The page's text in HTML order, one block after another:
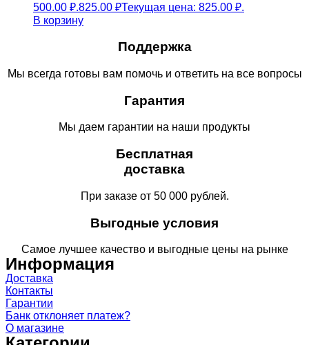
500.00 ₽.825.00 ₽Текущая цена: 825.00 ₽.
В корзину
Поддержка
Мы всегда готовы вам помочь и ответить на все вопросы
Гарантия
Мы даем гарантии на наши продукты
Бесплатная
доставка
При заказе от 50 000 рублей.
Выгодные условия
Самое лучшее качество и выгодные цены на рынке
Информация
Доставка
Контакты
Гарантии
Банк отклоняет платеж?
О магазине